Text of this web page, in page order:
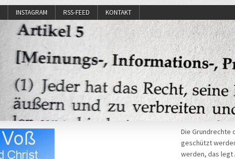
INSTAGRAM RSS-FEED KONTAKT
Die Grundrechte
geschützt
werden, das legt